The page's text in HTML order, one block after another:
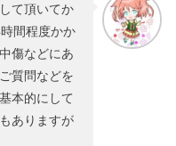
て頂いてか
間程度かか
傷などにあ
質問などを
本的にして
ありますが